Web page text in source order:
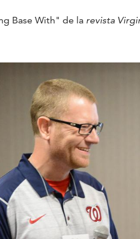
Base With" de la revista